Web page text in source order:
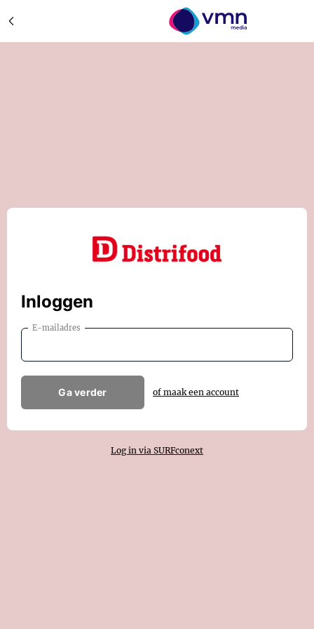
Inloggen
E-mailadres
Ga verder of maak een account
Log in via SURFconext